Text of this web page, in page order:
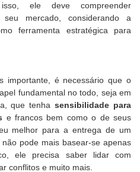
ele deve compreender
mercado, considerando a
ferramenta estratégica para
importante, é necessário que o
fundamental no todo, seja em
que tenhasensibilidade para
e francos bem como o de seus
melhor para a entrega de um
pode mais basear-se apenas
ele precisa saber lidar com
conflitos e muito mais.